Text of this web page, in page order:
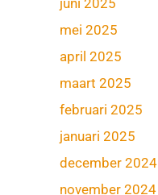
mei 2025
april 2025
maart 2025
februari 2025
januari 2025
december 2024
november 2024